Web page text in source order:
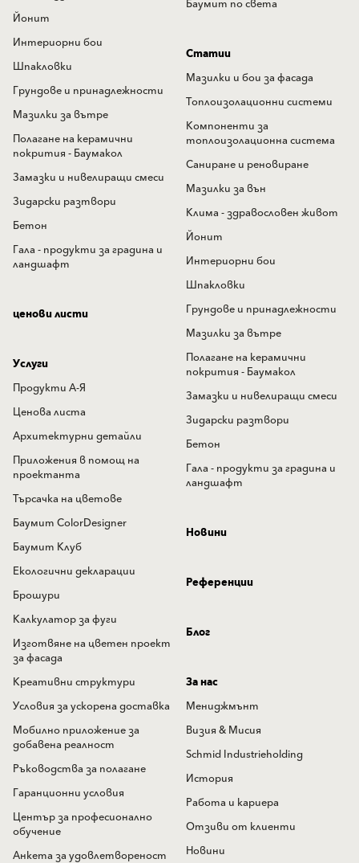
Йонит
Интериорни бои
Шпакловки
Грундове и принадлежности
Мазилки за вътре
Полагане на керамични
покрития - Баумакол
Замазки и нивелиращи смеси
Зидарски разтвори
Бетон
Гала - продукти за градина и
ландшафт
Баумит по света
Статии
Мазилки и бои за фасада
Топлоизолационни системи
Компоненти за
топлоизолационна система
Саниране и реновиране
Мазилки за вън
Клима - здравословен живот
Йонит
Интериорни бои
Шпакловки
Грундове и принадлежности
Мазилки за вътре
Полагане на керамични
покрития - Баумакол
Замазки и нивелиращи смеси
Зидарски разтвори
Бетон
Гала - продукти за градина и
ландшафт
ценови листи
Услуги
Продукти А-Я
Ценова листа
Архитектурни детайли
Приложения в помощ на
проектанта
Търсачка на цветове
Баумит ColorDesigner
Баумит Клуб
Екологични декларации
Брошури
Калкулатор за фуги
Изготвяне на цветен проект
за фасада
Креативни структури
Условия за ускорена доставка
Мобилно приложение за
добавена реалност
Ръководства за полагане
Гаранционни условия
Център за професионално
обучение
Анкета за удовлетвореност
Новини
Референции
Блог
За нас
Мениджмънт
Визия & Мисия
Schmid Industrieholding
История
Работа и кариера
Отзиви от клиенти
Новини